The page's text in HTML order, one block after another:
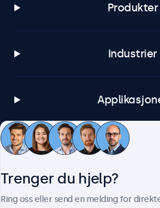
Produkter
Industrier
Kundeservice
Trenger du hjelp?
Ring oss eller send en melding for